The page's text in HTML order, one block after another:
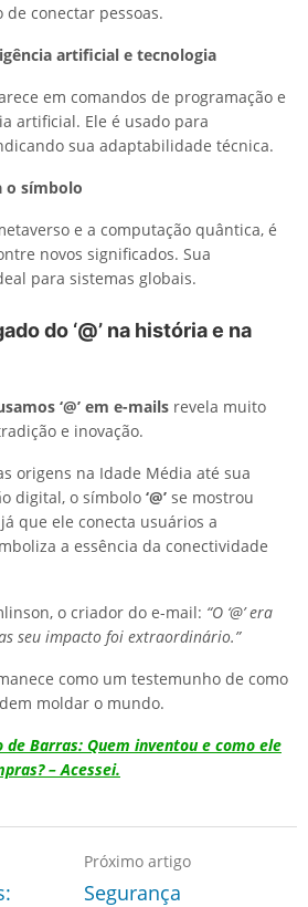
conectar pessoas.
artificial e tecnologia
em comandos de programação e
artificial. Ele é usado para
sua adaptabilidade técnica.
o símbolo
e a computação quântica, é
novos significados. Sua
para sistemas globais.
do ‘@’ na história e na
‘@’ em e-mails revela muito
e inovação.
origens na Idade Média até sua
digital, o símbolo ‘@’ se mostrou
que ele conecta usuários a
a essência da conectividade
o criador do e-mail: “O ‘@’ era
seu impacto foi extraordinário.”
como um testemunho de como
moldar o mundo.
de Barras: Quem inventou e como ele
– Acessei.
Próximo artigo
Segurança